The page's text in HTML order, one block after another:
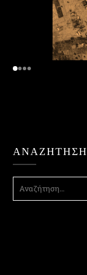
ΑΝΑΖΉΤΗΣΗ
ΓΙΑ: